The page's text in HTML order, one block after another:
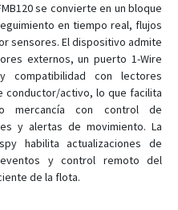
se convierte en un bloque
en tiempo real, flujos
sensores. El dispositivo admite
externos, un puerto 1-Wire
compatibilidad con lectores
conductor/activo, lo que facilita
mercancía con control de
y alertas de movimiento. La
habilita actualizaciones de
y control remoto del
de la flota.